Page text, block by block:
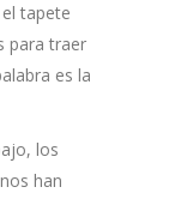
tapete
para traer
es la
los
han